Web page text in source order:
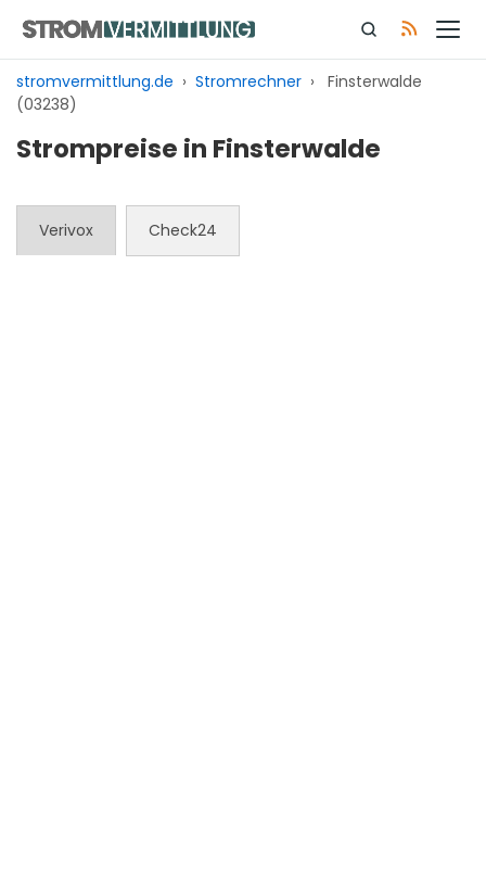
Inhalt
springen
stromvermittlung.de › Stromrechner › Finsterwalde
(03238)
Strompreise in Finsterwalde
Verivox Check24